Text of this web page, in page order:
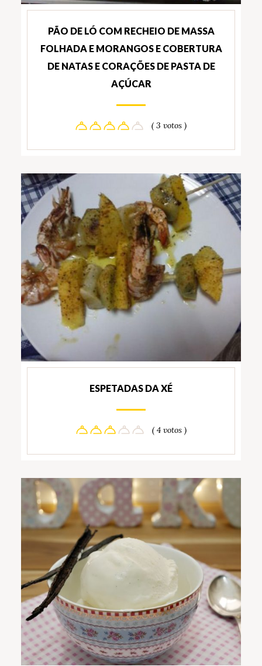
PÃO DE LÓ COM RECHEIO DE MASSA
FOLHADA E MORANGOS E COBERTURA
DE NATAS E CORAÇÕES DE PASTA DE
AÇÚCAR
( 3 votos )
ESPETADAS DA XÉ
( 4 votos )